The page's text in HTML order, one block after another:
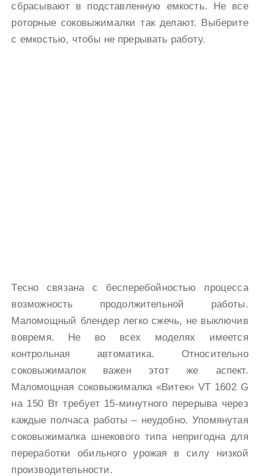
сбрасывают в подставленную емкость. Не все
роторные соковыжималки так делают. Выберите
с емкостью, чтобы не прерывать работу.
Тесно связана с бесперебойностью процесса
возможность продолжительной работы.
Маломощный блендер легко сжечь, не выключив
вовремя. Не во всех моделях имеется
контрольная автоматика. Относительно
соковыжималок важен этот же аспект.
Маломощная соковыжималка «Витек» VT 1602 G
на 150 Вт требует 15-минутного перерыва через
каждые полчаса работы – неудобно. Упомянутая
соковыжималка шнекового типа непригодна для
переработки обильного урожая в силу низкой
производительности.